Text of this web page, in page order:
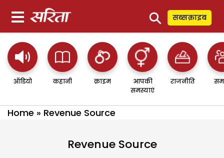
⚲ सब्सक्राइब
ऑडियो कहानी क्राइम
आपकी
समस्याएं
राजनीति
Home » Revenue Source
Revenue Source